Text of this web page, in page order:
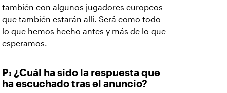
también con algunos jugadores europeos
que también estarán allí. Será como todo
lo que hemos hecho antes y más de lo que
esperamos.
P: ¿Cuál ha sido la respuesta que
ha escuchado tras el anuncio?